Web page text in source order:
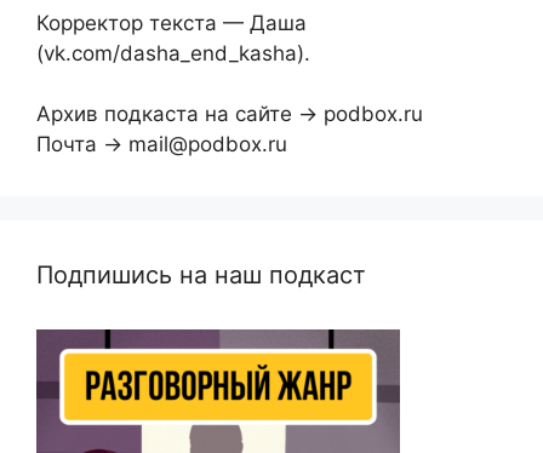
Корректор текста — Даша
(vk.com/dasha_end_kasha).
Архив подкаста на сайте → podbox.ru
Почта → mail@podbox.ru
Подпишись на наш подкаст